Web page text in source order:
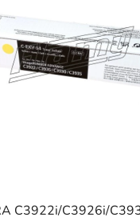
C3922i/C3926i/